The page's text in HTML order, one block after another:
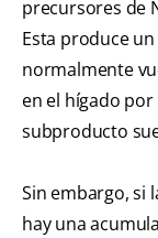
precursores de
Esta produce
normalmente
en el hígado por
subproducto
Sin embargo, si
hay una